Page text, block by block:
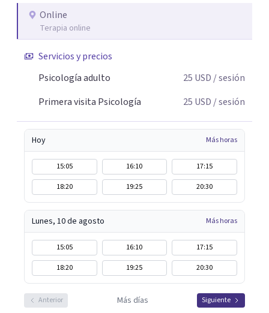
su sufrimiento, obteniendo así una vida que merezca la
pena ser vivida.
Online
Terapia online
Servicios y precios
Psicología adulto
25 USD / sesión
Primera visita Psicología
25 USD / sesión
Hoy Más horas
15:05 16:10
17:15
18:20
19:25 20:30
Lunes, 10 de agosto Más horas
15:05 16:10
17:15
18:20
19:25 20:30
Anterior Más días Siguiente